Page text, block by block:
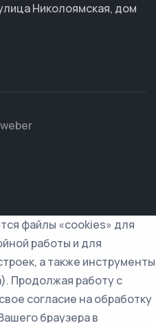
Николоямская, дом
файлы «cookies» для
работы и для
а также инструменты
Продолжая работу с
согласие на обработку
браузера в